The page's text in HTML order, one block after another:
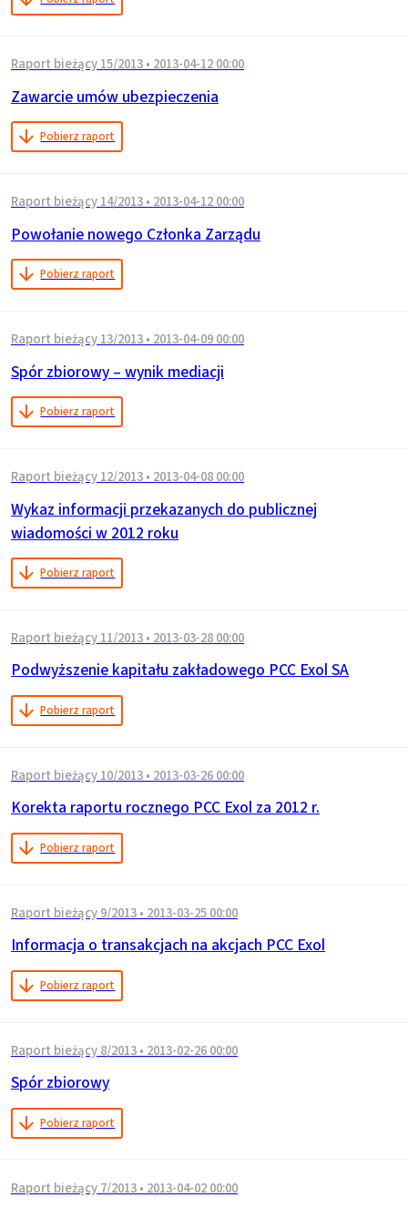
Raport bieżący 15/2013 • 2013-04-12 00:00
Zawarcie umów ubezpieczenia
Pobierz raport
Raport bieżący 14/2013 • 2013-04-12 00:00
Powołanie nowego Członka Zarządu
Pobierz raport
Raport bieżący 13/2013 • 2013-04-09 00:00
Spór zbiorowy – wynik mediacji
Pobierz raport
Raport bieżący 12/2013 • 2013-04-08 00:00
Wykaz informacji przekazanych do publicznej
wiadomości w 2012 roku
Pobierz raport
Raport bieżący 11/2013 • 2013-03-28 00:00
Podwyższenie kapitału zakładowego PCC Exol SA
Pobierz raport
Raport bieżący 10/2013 • 2013-03-26 00:00
Korekta raportu rocznego PCC Exol za 2012 r.
Pobierz raport
Raport bieżący 9/2013 • 2013-03-25 00:00
Informacja o transakcjach na akcjach PCC Exol
Pobierz raport
Raport bieżący 8/2013 • 2013-02-26 00:00
Spór zbiorowy
Pobierz raport
Raport bieżący 7/2013 • 2013-04-02 00:00